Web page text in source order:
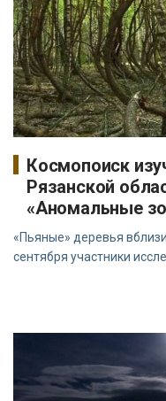
Космопоиск
Рязанской
«Аномальные
«Пьяные» деревья
сентября участники